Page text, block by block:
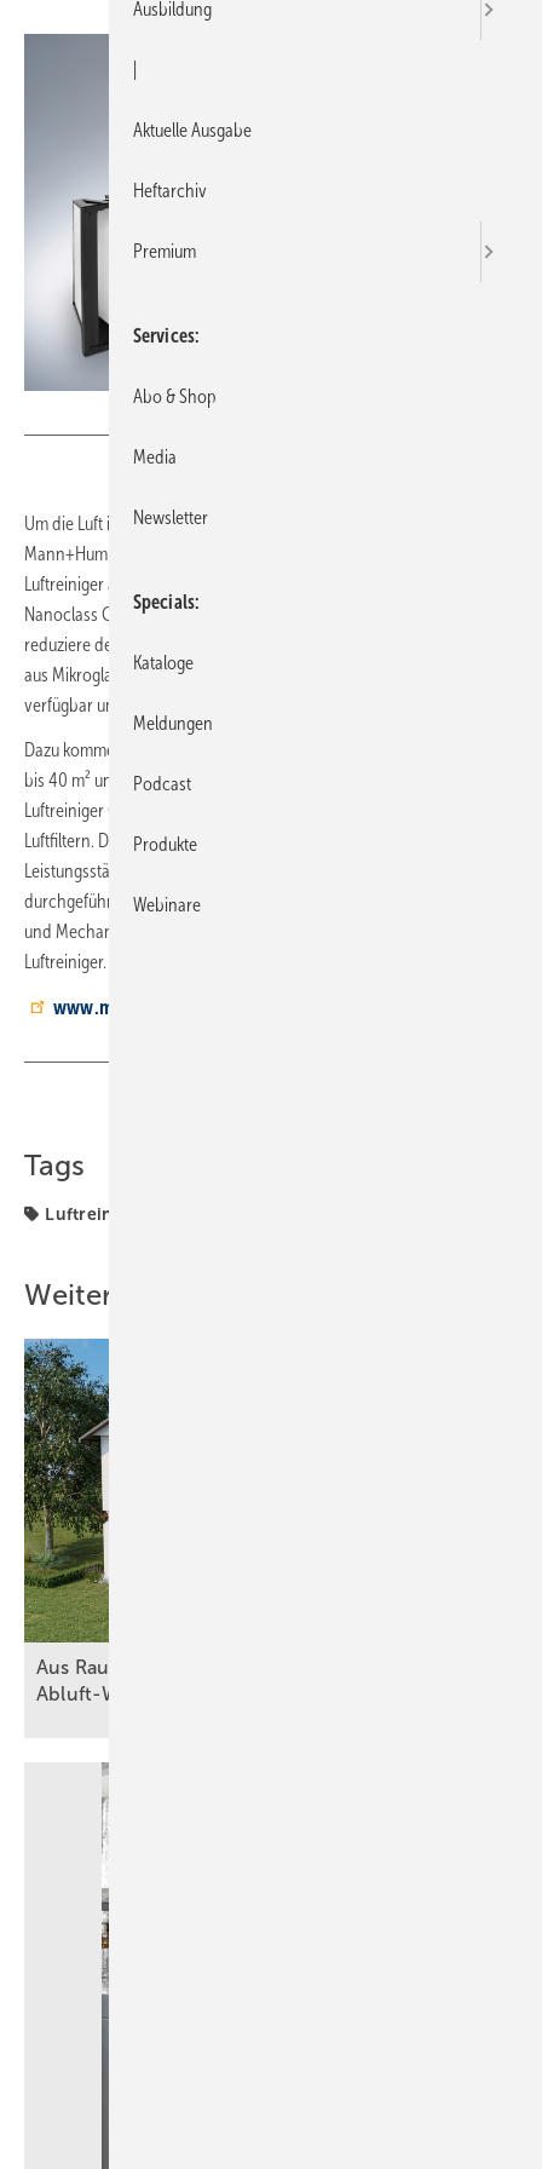
Um die Luft in Innenräumen zuverlässig zu reinigen, bietet
Mann+Hummel Luftfilter für RLT-Anlagen sowie mobile und stationäre
Luftreiniger an. Für zentrale RLT-Anlagen wurde der HEPA-Filter
Nanoclass Cube Pro Membran entwickelt. Sein neues ePTFE Medium
reduziere den Differenzdruck um 50 % im Vergleich zu HEPA-Filtern
aus Mikroglasfasermedien. Der Filter ist in Standardabmessungen
verfügbar und kann ohne Systemumbauten eingesetzt werden.
Dazu kommen die stationären Luftreiniger Ourair SQ 500 für Räume
bis 40 m² und SQ 2500 für Räume bis 200 m² sowie der mobile
Luftreiniger Ourair TK850 für Räume bis 70 m², alle mit ePTFE H14
Luftfiltern. Die Geräte arbeiten laut Hersteller bei hoher
Leistungsstärke besonders geräuscharm. Aktuelle Messungen,
durchgeführt durch das Institut für Mechanische Verfahrenstechnik
und Mechanik (MVM) am KIT Karlsruhe, belegen die hohe Effizienz der
Luftreiniger.
www.mann-hummel.com
Tags
Luftreiniger
Weitere Inhalte
Aus Raumluft wird Heizkraft mit
Abluft-Wärmepumpen
Ausbildung
Aktuelle Ausgabe
Heftarchiv
Premium
Services
Abo & Shop
Media
Newsletter
Specials
Kataloge
Meldungen
Podcast
Produkte
Webinare